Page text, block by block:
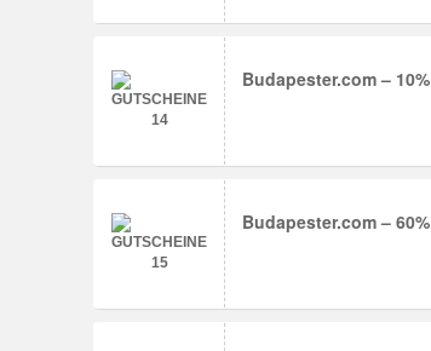
Budapester.com – 10%
Budapester.com – 60%